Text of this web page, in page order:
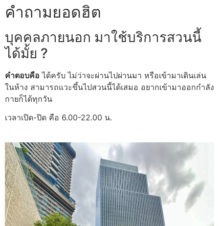
​คำถามยอดฮิต
บุคคลภายนอก มาใช้บริการสวนนี้
ได้มั้ย ?
คำตอบคือ ได้ครับ ไม่ว่าจะผ่านไปผ่านมา หรือเข้ามาเดินเล่น
ในห้าง สามารถแวะขึ้นไปสวนนี้ได้เสมอ อยากเข้ามาออกกำลัง
กายก็ได้ทุกวัน
เวลาเปิด-ปิด คือ 6.00-22.00 น.